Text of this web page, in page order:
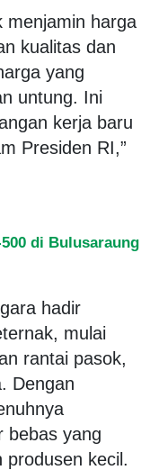
menjamin harga
kualitas dan
yang
untung. Ini
kerja baru
Presiden RI,”
di Bulusaraung
hadir
mulai
rantai pasok,
Dengan
bebas yang
produsen kecil.